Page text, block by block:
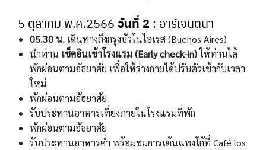
5 ตุลาคม พ.ศ.2566 วันที่ 2 : อาร์เจนตินา
05.30 น. เดินทางถึงกรุงบัวโนไอเรส (Buenos Aires)
นำท่าน เช็คอินเข้าโรงแรม (Early check-in)ให้ท่านได้
พักผ่อนตามอัธยาศัย เพื่อให้ร่างกายได้ปรับตัวเข้ากับเวลา
ใหม่
พักผ่อนตามอัธยาศัย
รับประทานอาหารเที่ยงภายในโรงแรมที่พัก
พักผ่อนตามอัธยาศัย
รับประทานอาหารค่ำ พร้อมชมการเต้นแทงโก้ที่ Café los